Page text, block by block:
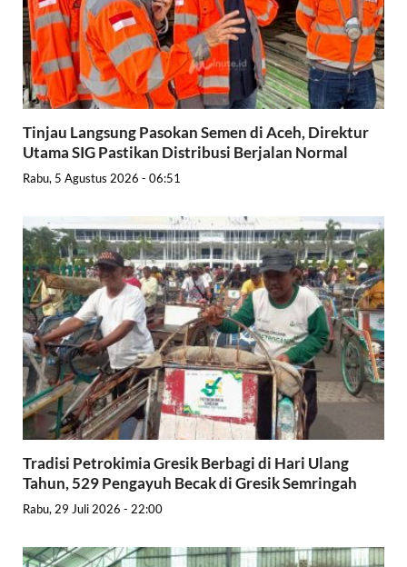
Tinjau Langsung Pasokan Semen di Aceh, Direktur
Utama SIG Pastikan Distribusi Berjalan Normal
Rabu, 5 Agustus 2026 - 06:51
Tradisi Petrokimia Gresik Berbagi di Hari Ulang
Tahun, 529 Pengayuh Becak di Gresik Semringah
Rabu, 29 Juli 2026 - 22:00